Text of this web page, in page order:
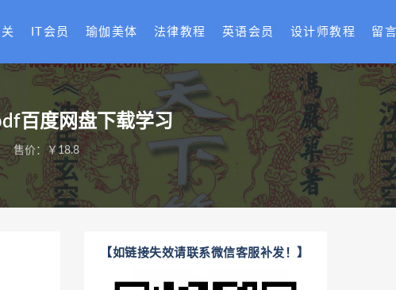
IT会员 瑜伽美体 法律教程 英语会员 设计师教程 留
百度网盘下载学习
售价：￥18.8
【如链接失效请联系微信客服补发！】